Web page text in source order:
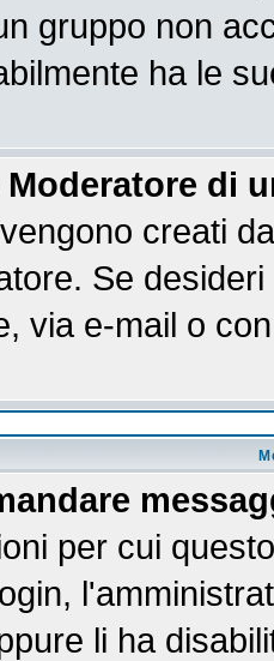
gruppo non
ha le
di
creati
Se
via e-mail o
per cui
li ha